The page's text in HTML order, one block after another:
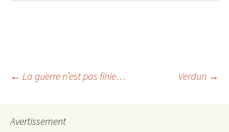
Navigation
des
← La guerre n’est pas finie… Verdun →
Avertissement